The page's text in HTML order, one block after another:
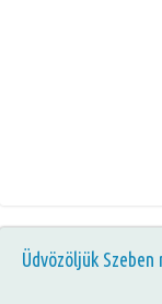
Üdvözöljük